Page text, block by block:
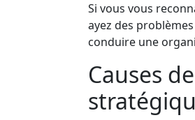
Si vous vous
ayez des
conduire une
Causes